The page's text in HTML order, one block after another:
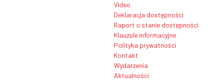
Video
Deklaracja dostępności
Raport o stanie dostępności
Klauzule informacyjne
Polityka prywatności
Kontakt
Wydarzenia
Aktualności